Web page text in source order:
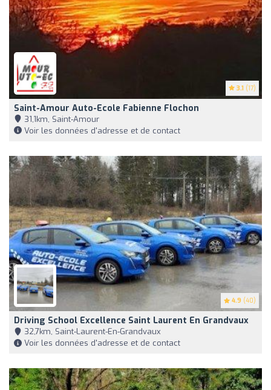
3.1 (17)
Saint-Amour Auto-Ecole Fabienne Flochon
31,1km, Saint-Amour
Voir les données d'adresse et de contact
4.9 (40)
Driving School Excellence Saint Laurent En Grandvaux
32,7km, Saint-Laurent-En-Grandvaux
Voir les données d'adresse et de contact